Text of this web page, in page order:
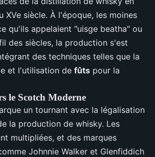
XVe siècle. À l'époque, les moines
qu'ils appelaient "uisge beatha" ou
des siècles, la production s'est
des techniques telles que la
et l'utilisation de fûts pour la
le Scotch Moderne
un tournant avec la légalisation
la production de whisky. Les
multipliées, et des marques
Johnnie Walker et Glenfiddich